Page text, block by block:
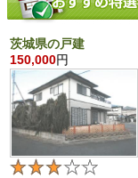
茨城県の戸建
150,000円